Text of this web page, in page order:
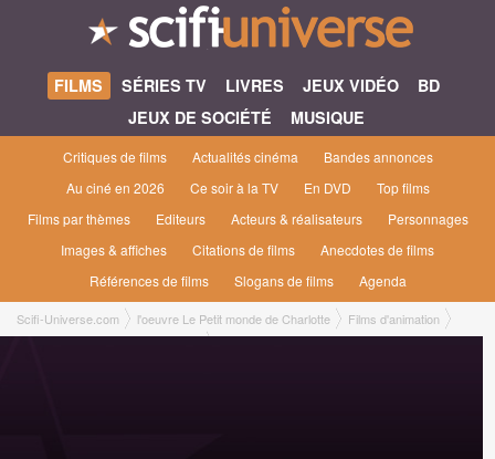
FILMS SÉRIES TV LIVRES JEUX VIDÉO
BD
JEUX DE SOCIÉTÉ
MUSIQUE
Critiques de films Actualités cinéma
Bandes annonces
Au ciné en 2026
Ce soir à la TV En DVD
Top films
Films par thèmes
Editeurs Acteurs & réalisateurs
Personnages
Images & affiches
Citations de films
Anecdotes de films
Références de films
Slogans de films Agenda
Scifi-Universe.com l'oeuvre Le Petit monde de Charlotte
Films d'animation
Le Petit Monde de Charlotte [1974]